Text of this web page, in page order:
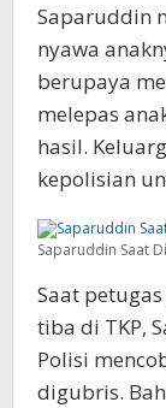
Saparuddin
nyawa
berupaya
melepas
hasil.
kepolisian
Saparuddin Saat
Saat
tiba di TKP,
Polisi
digubris.